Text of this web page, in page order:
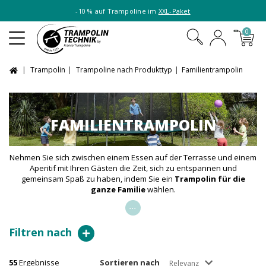
-10 % auf Trampoline im XXL-Paket
0
Trampolin Trampoline nach Produkttyp Familientrampolin
FAMILIENTRAMPOLIN
Nehmen Sie sich zwischen einem Essen auf der Terrasse und einem
Aperitif mit Ihren Gästen die Zeit, sich zu entspannen und
gemeinsam Spaß zu haben, indem Sie ein Trampolin für die
ganze Familiewählen.
...
Filtren nach
55Ergebnisse Sortieren nach Relevanz